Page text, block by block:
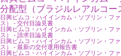
分配型（ブラジルレアルコー
日興ピムコ・ハイインカム・ソブリン・フ
ス） - 交付目論見書
日興ピムコ・ハイインカム・ソブリン・フ
ス） - 請求目論見書
日興ピムコ・ハイインカム・ソブリン・フ
ス） - 最新の交付運用報告書
日興ピムコ・ハイインカム・ソブリン・フ